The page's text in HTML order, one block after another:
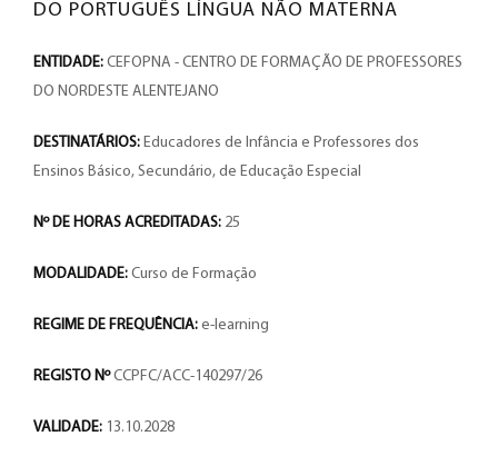
DO PORTUGUÊS LÍNGUA NÃO MATERNA
ENTIDADE: CEFOPNA - CENTRO DE FORMAÇÃO DE PROFESSORES
DO NORDESTE ALENTEJANO
DESTINATÁRIOS: Educadores de Infância e Professores dos
Ensinos Básico, Secundário, de Educação Especial
Nº DE HORAS ACREDITADAS: 25
MODALIDADE: Curso de Formação
REGIME DE FREQUÊNCIA: e-learning
REGISTO NºCCPFC/ACC-140297/26
VALIDADE: 13.10.2028